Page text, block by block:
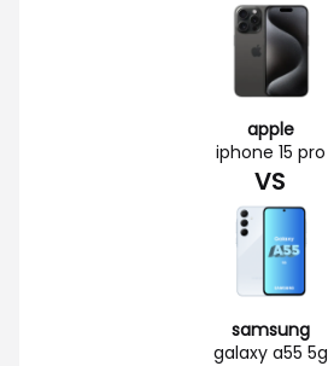
apple
iphone 15 pro
VS
samsung
galaxy a55 5g